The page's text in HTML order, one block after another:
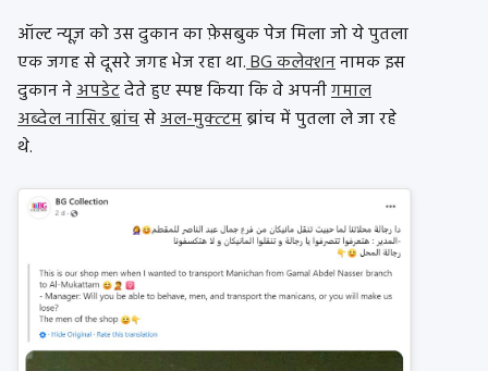
ऑल्ट न्यूज़ को उस दुकान का फ़ेसबुक पेज मिला जो ये पुतला
एक जगह से दूसरे जगह भेज रहा था.BG कलेक्शननामक इस
दुकान नेअपडेटदेते हुए स्पष्ट किया कि वे अपनीगमाल
अब्देल नासिर ब्रांचसेअल-मुक्त्टमब्रांच में पुतला ले जा रहे
थे.